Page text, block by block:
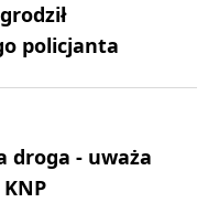
policjanta
droga - uważa